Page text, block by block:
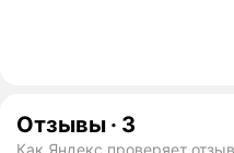
Отзывы · 3
Как Яндекс проверяет